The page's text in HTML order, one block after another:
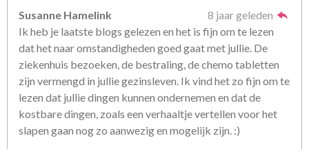
Susanne Hamelink
8 jaar geleden
Ik heb je laatste blogs gelezen en het is fijn om te lezen
dat het naar omstandigheden goed gaat met jullie. De
ziekenhuis bezoeken, de bestraling, de chemo tabletten
zijn vermengd in jullie gezinsleven. Ik vind het zo fijn om te
lezen dat jullie dingen kunnen ondernemen en dat de
kostbare dingen, zoals een verhaaltje vertellen voor het
slapen gaan nog zo aanwezig en mogelijk zijn. :)